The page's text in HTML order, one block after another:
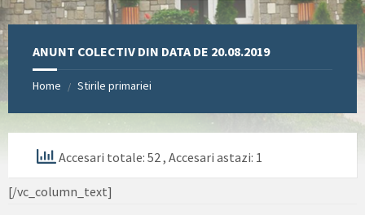
ANUNT COLECTIV DIN DATA DE 20.08.2019
Home / Stirile primariei
Accesari totale: 52 , Accesari astazi: 1
[/vc_column_text]